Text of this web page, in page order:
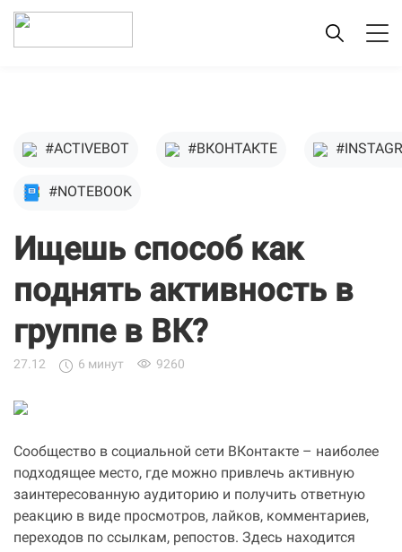
#ACTIVEBOT #ВКОНТАКТЕ
#NOTEBOOK
Ищешь способ как
поднять активность в
группе в ВК?
27.12 6 минут 9260
Сообщество в социальной сети ВКонтакте – наиболее
подходящее место, где можно привлечь активную
заинтересованную аудиторию и получить ответную
реакцию в виде просмотров, лайков, комментариев,
переходов по ссылкам, репостов. Здесь находится